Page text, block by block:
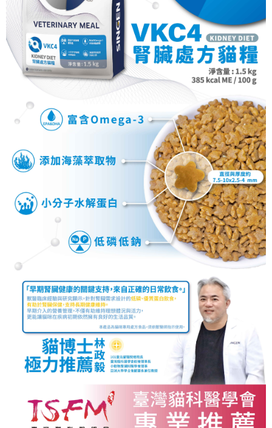
１．透過由恩沛科技股份有限公司提供之「AFTEE先享後付」服務完成之交
易，需依本服務之必要範圍內提供個人資料，並將交易相關給付款項請求債
權轉讓予恩沛科技股份有限公司。
２．關於個人資料處理事宜，請瀏覽以下網址：
https://aftee.tw/terms/#terms3
３．未成年的使用者請事先徵得法定代理人或監護人之同意方可使用
「AFTEE先享後付」，若未經同意申辦者引起之損失，本公司不負相關責
任。
４．使用「AFTEE先享後付」時，將依據個別帳號之用戶狀況，依本公司即
時審查核予不同之上限額度；若仍有額度不足之情形，本公司將視審查結果
請求用戶進行身份認證。
５．嚴禁一人註冊多個帳號或使用他人資訊註冊。若發現惡意使用之情形，
恩沛科技股份有限公司將有權停止該用戶之使用額度並採取法律行動。
每筆NT$100，滿NT$699(含以上)免運費